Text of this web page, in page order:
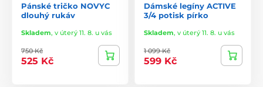
Pánské tričko NOVYC
dlouhý rukáv
Skladem, v úterý 11. 8. u vás
750 Kč
525 Kč
Dámské legíny ACTIVE
3/4 potisk pírko
Skladem, v úterý 11. 8. u vás
1 099 Kč
599 Kč